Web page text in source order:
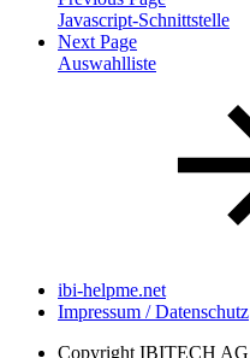
Javascript-Schnittstelle
Next Page
Auswahlliste
ibi-helpme.net
Impressum / Datenschutz
Copyright IBITECH AG